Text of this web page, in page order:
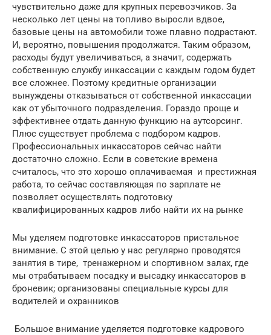
чувствительно даже для крупных перевозчиков. За
несколько лет цены на топливо выросли вдвое,
базовые цены на автомобили тоже плавно подрастают.
И, вероятно, повышения продолжатся. Таким образом,
расходы будут увеличиваться, а значит, содержать
собственную службу инкассации с каждым годом будет
все сложнее. Поэтому кредитные организации
вынуждены отказываться от собственной инкассации
как от убыточного подразделения. Гораздо проще и
эффективнее отдать данную функцию на аутсорсинг.
Плюс существует проблема с подбором кадров.
Профессиональных инкассаторов сейчас найти
достаточно сложно. Если в советские времена
считалось, что это хорошо оплачиваемая и престижная
работа, то сейчас составляющая по зарплате не
позволяет осуществлять подготовку
квалифицированных кадров либо найти их на рынке
Мы уделяем подготовке инкассаторов пристальное
внимание. С этой целью у нас регулярно проводятся
занятия в тире, тренажерном и спортивном залах, где
мы отрабатываем посадку и высадку инкассаторов в
броневик; организованы специальные курсы для
водителей и охранников
Большое внимание уделяется подготовке кадрового